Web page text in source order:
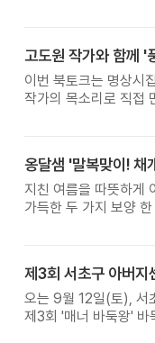
고도원 작가와 함께 '
이번 북토크는 명상시
작가의 목소리로 직접
옹달샘 '말복맞이! 채
지친 여름을 따뜻하게
가득한 두 가지 보양
오는 9월 12일(토), 서
제3회 '매너 바둑왕' 바